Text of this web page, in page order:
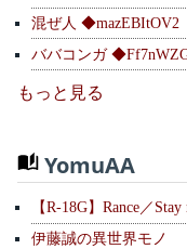
混ぜ人 ◆mazEBItOV2
ババコンガ
もっと見る
YomuAA
【R-18G】Rance／
伊藤誠の異世界モノ